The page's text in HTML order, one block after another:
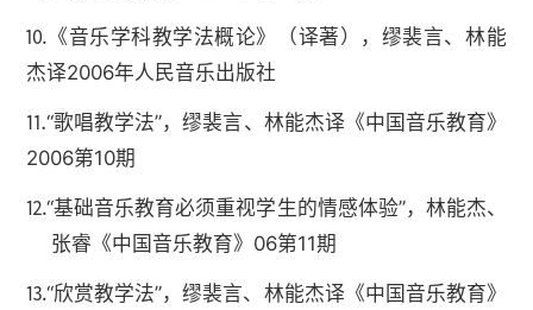
⒑《音乐学科教学法概论》（译著），缪裴言、林能
杰译2006年人民音乐出版社
⒒“歌唱教学法”，缪裴言、林能杰译《中国音乐教育》
2006第10期
⒓“基础音乐教育必须重视学生的情感体验”，林能杰、
张睿《中国音乐教育》06第11期
⒔“欣赏教学法”，缪裴言、林能杰译《中国音乐教育》